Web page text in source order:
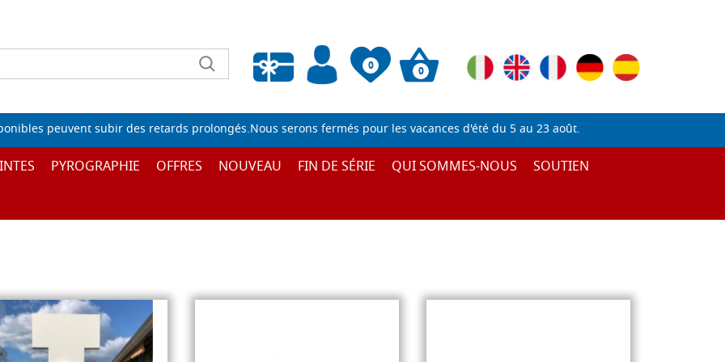
0
Liste de souhaits vide
0
peuvent subir des retards prolongés.Nous serons fermés pour les vacances d'été du 5 au 23 août.
PYROGRAPHIE OFFRES NOUVEAU FIN DE SÉRIE QUI SOMMES-NOUS SOUTIEN